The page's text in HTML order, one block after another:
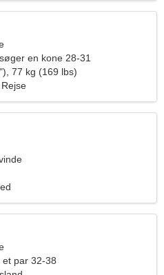
en kone 28-31
77 kg (169 lbs)
et par 32-38